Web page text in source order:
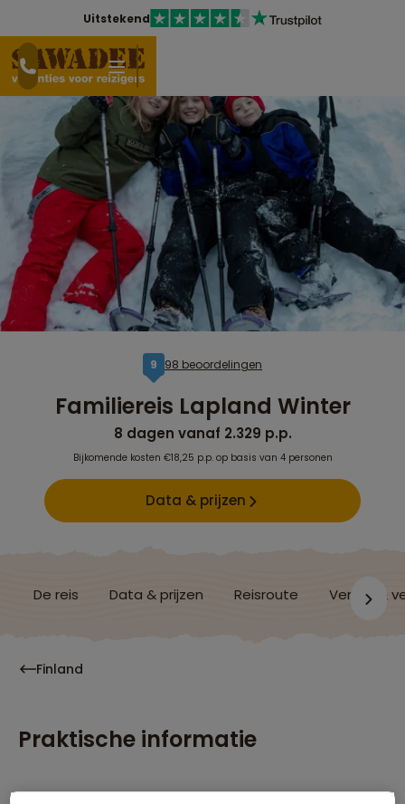
Uitstekend
9 98 beoordelingen
Familiereis Lapland Winter
8 dagen vanaf 2.329 p.p.
Bijkomende kosten €18,25 p.p. op basis van 4 personen
Data & prijzen
De reis Data & prijzen Reisroute Verblijf &
Finland
Praktische informatie